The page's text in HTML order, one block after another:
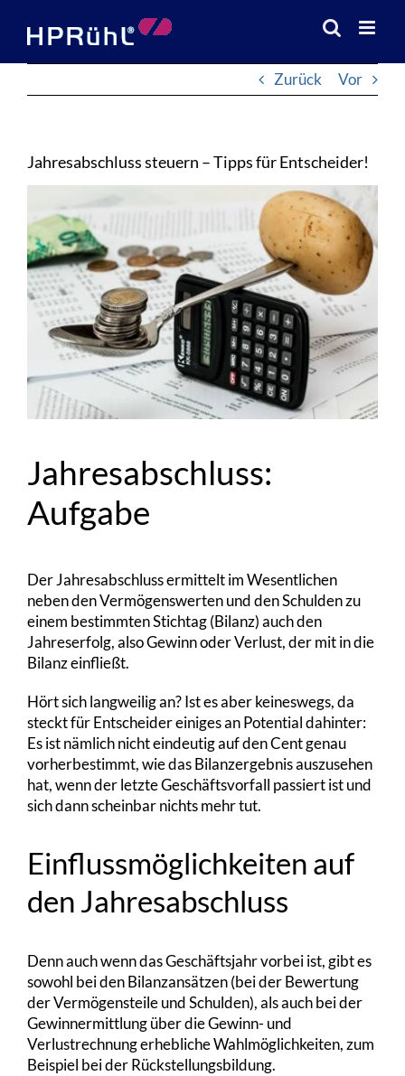
Inhalt
springen
Zurück
Vor
Jahresabschluss steuern – Tipps für Entscheider!
grösseres
Bild
Jahresabschluss:
Aufgabe
Der Jahresabschluss ermittelt im Wesentlichen
neben den Vermögenswerten und den Schulden zu
einem bestimmten Stichtag (Bilanz) auch den
Jahreserfolg, also Gewinn oder Verlust, der mit in die
Bilanz einfließt.
Hört sich langweilig an? Ist es aber keineswegs, da
steckt für Entscheider einiges an Potential dahinter:
Es ist nämlich nicht eindeutig auf den Cent genau
vorherbestimmt, wie das Bilanzergebnis auszusehen
hat, wenn der letzte Geschäftsvorfall passiert ist und
sich dann scheinbar nichts mehr tut.
Einflussmöglichkeiten auf
den Jahresabschluss
Denn auch wenn das Geschäftsjahr vorbei ist, gibt es
sowohl bei den Bilanzansätzen (bei der Bewertung
der Vermögensteile und Schulden), als auch bei der
Gewinnermittlung über die Gewinn- und
Verlustrechnung erhebliche Wahlmöglichkeiten, zum
Beispiel bei der Rückstellungsbildung.